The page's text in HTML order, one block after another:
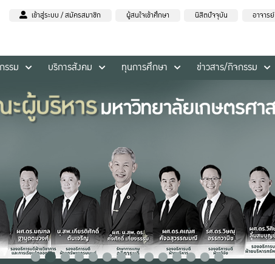
เข้าสู่ระบบ / สมัครสมาชิก ผู้สนใจเข้าศึกษา นิสิตปัจจุบัน อาจารย์
รรม บริการสังคม ทุนการศึกษา ข่าวสาร/กิจกรรม